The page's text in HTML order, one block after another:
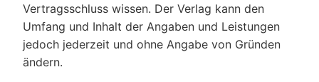
Vertragsschluss wissen. Der Verlag kann den
Umfang und Inhalt der Angaben und Leistungen
jedoch jederzeit und ohne Angabe von Gründen
ändern.